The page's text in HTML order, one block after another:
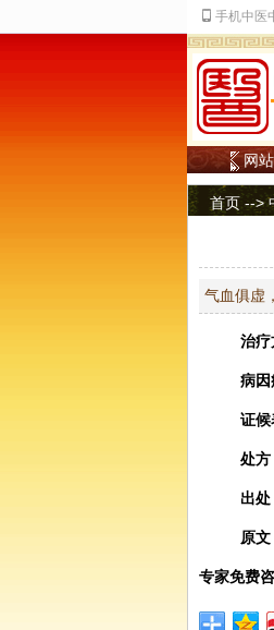
网
首页 -->
气血俱虚
治疗
病因
证候
处方
出处
原文
专家免费